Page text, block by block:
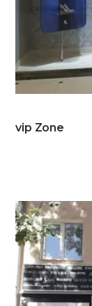
vip Zone